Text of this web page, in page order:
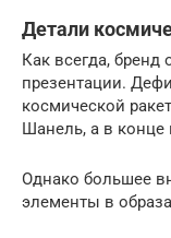
Детали
Как всегда, бренд
презентации.
космической
Шанель, а в конце
Однако большее
элементы в